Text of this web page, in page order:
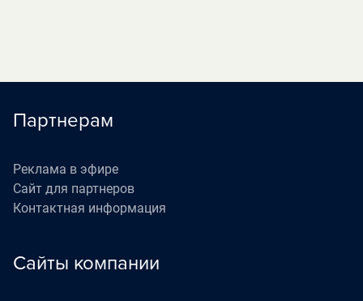
Партнерам
Реклама в эфире
Сайт для партнеров
Контактная информация
Сайты компании